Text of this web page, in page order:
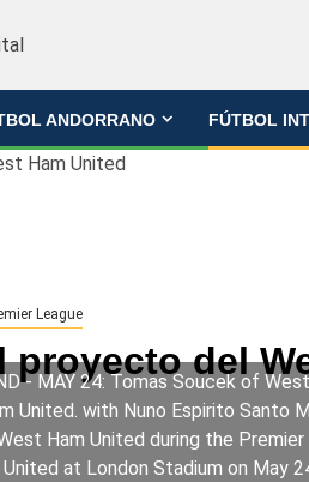
ANDORRANO FÚTBOL
Ham United
League
proyecto del
- MAY 24: Tomas Soucek of
United. with Nuno Espirito Santo
Ham United during the
at London Stadium on May